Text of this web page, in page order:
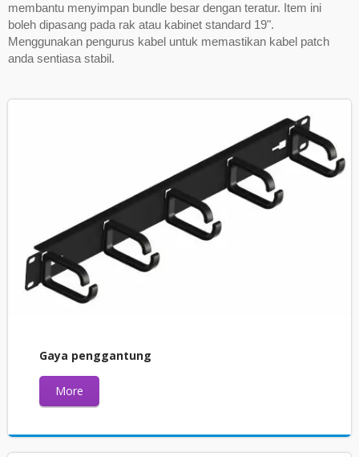
membantu menyimpan bundle besar dengan teratur. Item ini
boleh dipasang pada rak atau kabinet standard 19".
Menggunakan pengurus kabel untuk memastikan kabel patch
anda sentiasa stabil.
Gaya penggantung
More